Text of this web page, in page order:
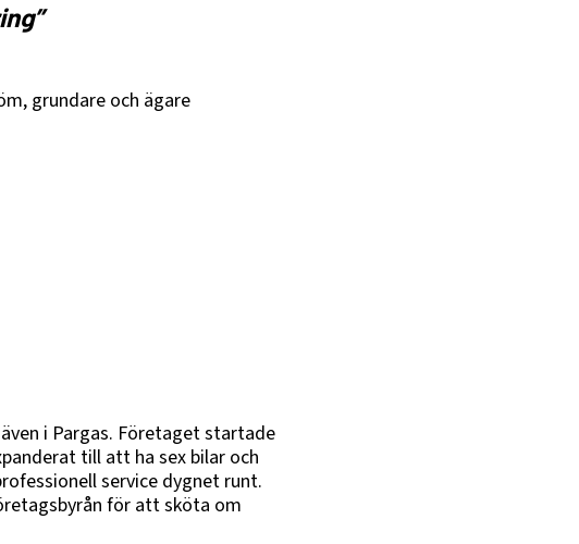
grundare och ägare
i Pargas. Företaget startade
till att ha sex bilar och
service dygnet runt.
för att sköta om